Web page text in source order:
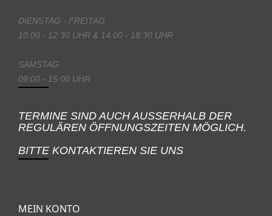
DIENSTAG - FREITAG
10:00 - 12:30 UHR & 14:00 - 18:30 UHR
SAMSTAG
09:00 - 15:00 UHR
TERMINE SIND AUCH AUSSERHALB DER
REGULÄREN ÖFFNUNGSZEITEN MÖGLICH.
BITTE KONTAKTIEREN SIE UNS
MEIN KONTO